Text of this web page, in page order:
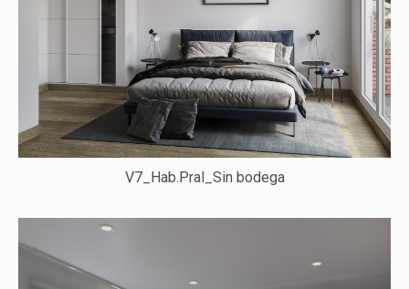
V7_Hab.Pral_Sin bodega